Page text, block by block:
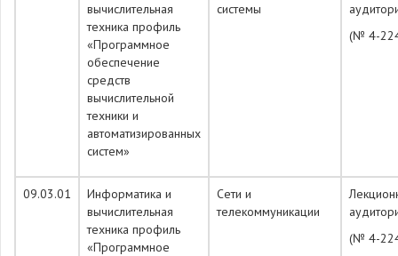
вычислительная
техника профиль
«Программное
обеспечение
средств
вычислительной
техники и
автоматизированных
систем»
системы
(№ 4-
09.03.01
Информатика и
вычислительная
техника профиль
«Программное
Сети и
телекоммуникации
(№ 4-